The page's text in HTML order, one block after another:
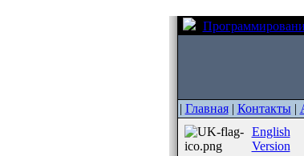
| Главная| Контакты|
English
Version